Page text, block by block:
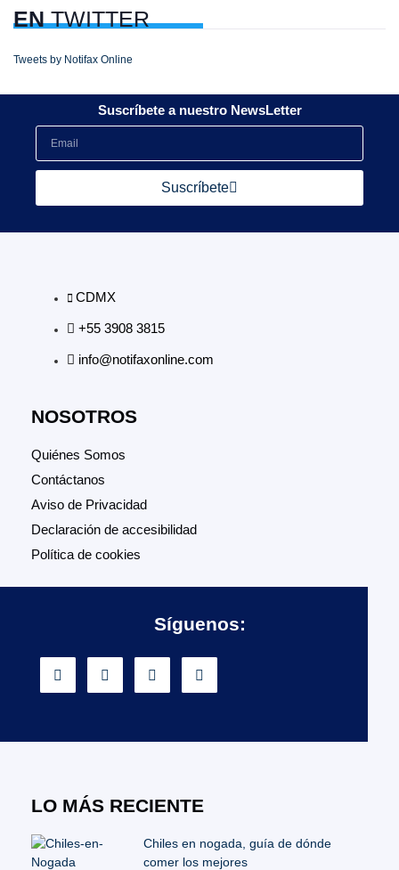
ENTWITTER
Tweets by Notifax Online
Suscríbete a nuestro NewsLetter
Suscríbete
CDMX
+55 3908 3815
info@notifaxonline.com
NOSOTROS
Quiénes Somos
Contáctanos
Aviso de Privacidad
Declaración de accesibilidad
Política de cookies
Síguenos:
LO MÁS RECIENTE
Chiles en nogada, guía de dónde
comer los mejores